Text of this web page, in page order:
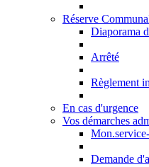
Réserve
Diaporama
Arrêté
Règlement
En cas d'urgence
Vos démarches
Demande